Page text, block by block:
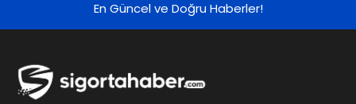
En Güncel ve Doğru Haberler!